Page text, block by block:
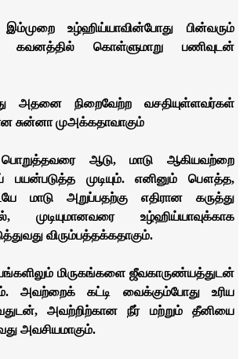
உழ்ஹிய்யாவின்போது பின்வரும்
கொள்ளுமாறு பணிவுடன்
அதனை நிறைவேற்ற வசதியுள்ளவர்கள்
சுன்னா முஅக்கதாவாகும்
ஆடு, மாடு ஆகியவற்றை
பயன்படுத்த முடியும். எனினும் பௌத்த,
மாடு அறுப்பதற்கு எதிரான கருத்து
முடியுமானவரை உழ்ஹிய்யாவுக்காக
விரும்பத்தக்கதாகும்.
மிருகங்களை ஜீவகாருண்யத்துடன்
அவற்றைக் கட்டி வைக்கும்போது உரிய
அவற்றிற்கான நீர் மற்றும் தீனியை
அவசியமாகும்.